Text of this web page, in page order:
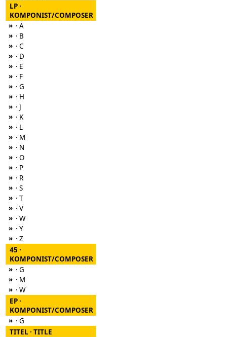
LP ·
KOMPONIST/COMPOSER
» · A
» · B
» · C
» · D
» · E
» · F
» · G
» · H
» · J
» · K
» · L
» · M
» · N
» · O
» · P
» · R
» · S
» · T
» · V
» · W
» · Y
» · Z
45 ·
KOMPONIST/COMPOSER
» · G
» · M
» · W
EP ·
KOMPONIST/COMPOSER
» · G
TITEL · TITLE